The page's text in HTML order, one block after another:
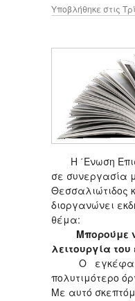
Υποβλήθηκε στις
Η ΄Ενωση
σε συνεργασία
Θεσσαλιώτιδος
διοργανώνει
θέμα:
Μπορούμε
λειτουργία
Ο
πολυτιμότερο
Με αυτό